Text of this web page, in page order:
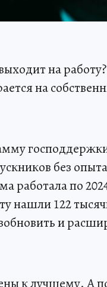
на
на
без
работала по
нашли 122
и
к лучшему. А